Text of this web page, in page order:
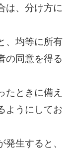
は、分け方に
、均等に所有
の同意を得る
たときに備え
ようにしてお
生すると、